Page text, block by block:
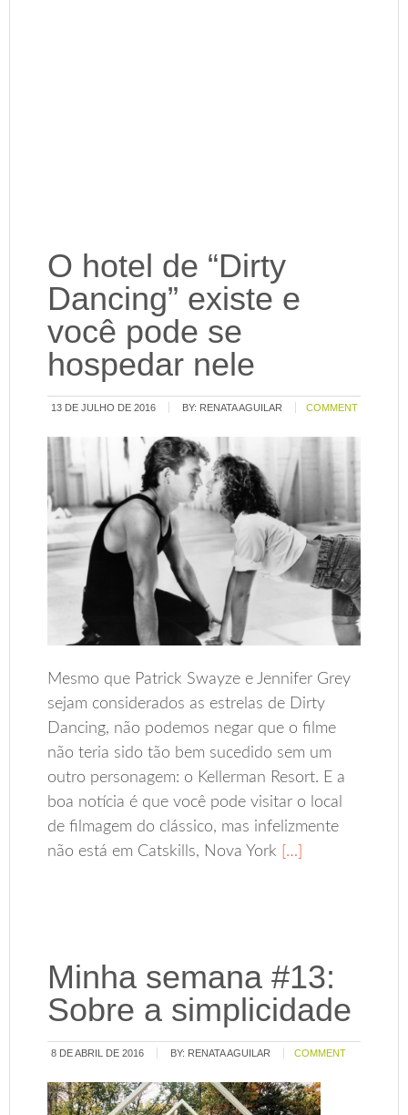
O hotel de “Dirty
Dancing” existe e
você pode se
hospedar nele
13 DE JULHO DE 2016 BY: RENATA AGUILAR COMMENT
Mesmo que Patrick Swayze e Jennifer Grey
sejam considerados as estrelas de Dirty
Dancing, não podemos negar que o filme
não teria sido tão bem sucedido sem um
outro personagem: o Kellerman Resort. E a
boa notícia é que você pode visitar o local
de filmagem do clássico, mas infelizmente
não está em Catskills, Nova York […]
Minha semana #13:
Sobre a simplicidade
8 DE ABRIL DE 2016 BY: RENATA AGUILAR COMMENT